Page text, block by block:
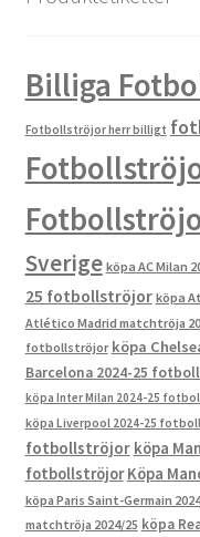
Billiga
Fotbollströjor herr billigt
Sverige köpa AC Milan
25 fotbollströjor köpa
Atlético Madrid matchtröja
fotbollströjor köpa
Barcelona 2024-25
köpa Inter Milan 2024-25
köpa Liverpool 2024-25
fotbollströjor köpa
fotbollströjor Köpa
köpa Paris Saint-Germain
matchtröja 2024/25 köpa